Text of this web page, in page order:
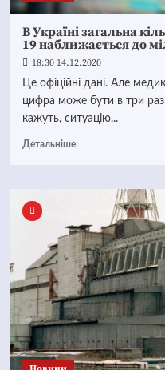
В Україні загальна
19 наближається до
18:30 14.12.2020
Це офіційні дані. Але
цифра може бути в три
кажуть, ситуацію...
Детальніше